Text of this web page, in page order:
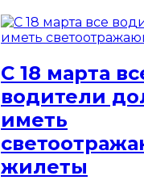
С 18 марта
водители
иметь
жилеты